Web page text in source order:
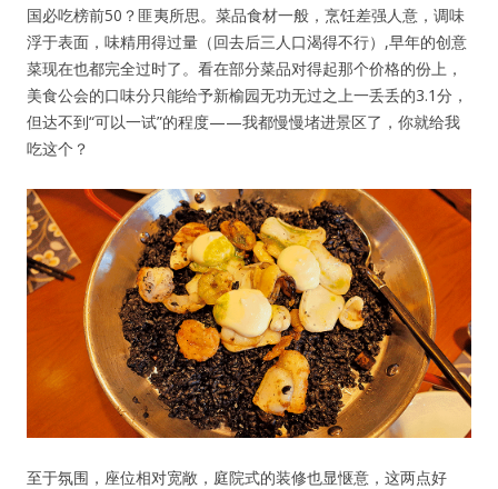
国必吃榜前50？匪夷所思。菜品食材一般，烹饪差强人意，调味
浮于表面，味精用得过量（回去后三人口渴得不行）,早年的创意
菜现在也都完全过时了。看在部分菜品对得起那个价格的份上，
美食公会的口味分只能给予新榆园无功无过之上一丢丢的3.1分，
但达不到“可以一试”的程度——我都慢慢堵进景区了，你就给我
吃这个？
至于氛围，座位相对宽敞，庭院式的装修也显惬意，这两点好